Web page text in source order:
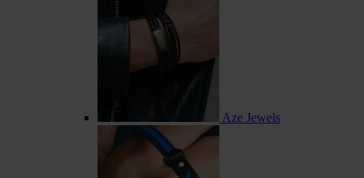
Aze Jewels